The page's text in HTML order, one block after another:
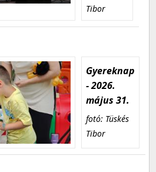
Tibor
Gyereknap
- 2026.
május 31.
fotó: Tüskés
Tibor